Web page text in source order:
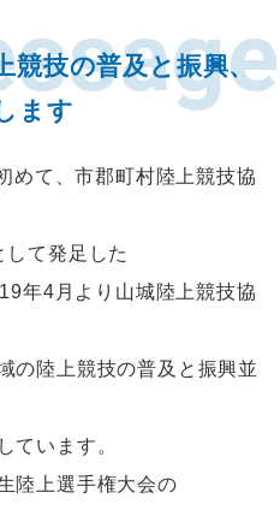
ｍを夕方に実施しま
（火）です。
は昨年の大会で予
ブの森川雄太選手が
会記録となりますの
催しました2026山
勝一覧を大会結果フ
間違い等がありまし
競技の普及と振興、
ます
めて、市郡町村陸上競技協
て発足した
年4月より山城陸上競技協
の陸上競技の普及と振興並
ています。
陸上選手権大会の